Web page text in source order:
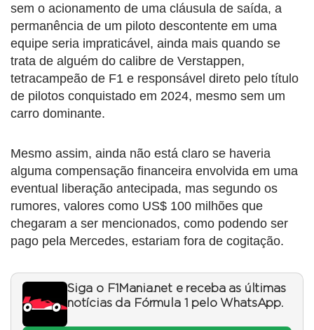
sem o acionamento de uma cláusula de saída, a
permanência de um piloto descontente em uma
equipe seria impraticável, ainda mais quando se
trata de alguém do calibre de Verstappen,
tetracampeão de F1 e responsável direto pelo título
de pilotos conquistado em 2024, mesmo sem um
carro dominante.
Mesmo assim, ainda não está claro se haveria
alguma compensação financeira envolvida em uma
eventual liberação antecipada, mas segundo os
rumores, valores como US$ 100 milhões que
chegaram a ser mencionados, como podendo ser
pago pela Mercedes, estariam fora de cogitação.
Siga o F1Mania.net e receba as últimas
notícias da Fórmula 1 pelo WhatsApp.